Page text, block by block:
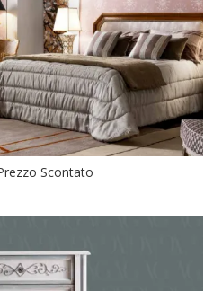
Scontato